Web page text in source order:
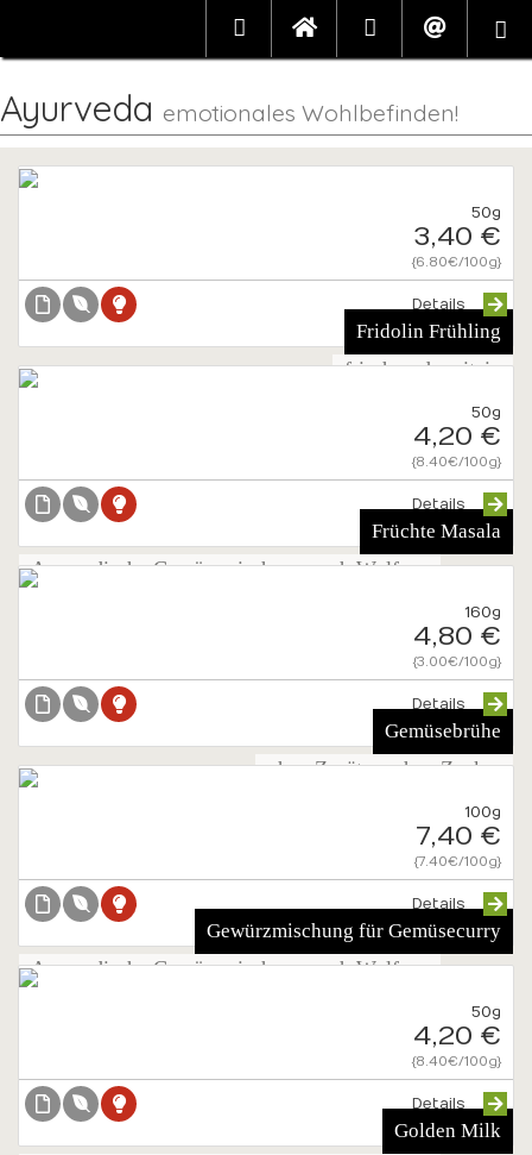
Ayurveda emotionales Wohlbefinden!
Fridolin Frühling
frisch und spritzig
50g
3,40 €
{6.80€/100g}
Details
Früchte Masala
Ayurvedische Gewürzmischung nach Wolfgang
50g
4,20 €
{8.40€/100g}
Details
Gemüsebrühe
ohne Zusätze, ohne Zucker
160g
4,80 €
{3.00€/100g}
Details
Gewürzmischung für Gemüsecurry
Ayurvedische Gewürzmischung nach Wolfgang
100g
7,40 €
{7.40€/100g}
Details
Golden Milk
50g
4,20 €
{8.40€/100g}
Details